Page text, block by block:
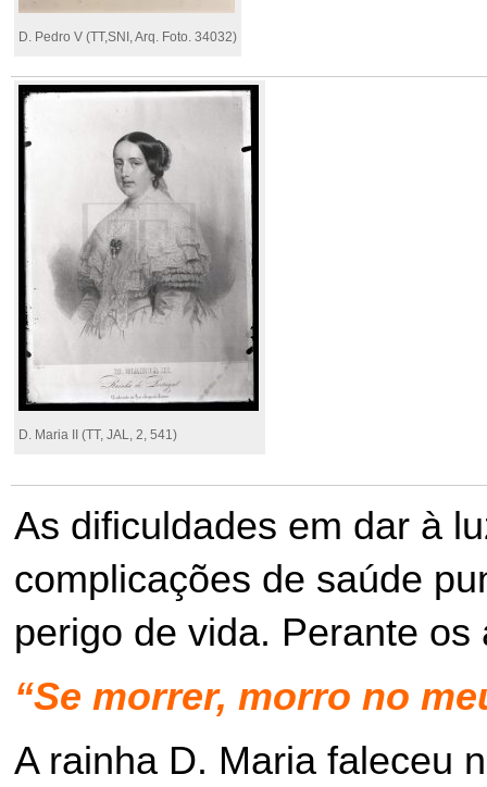
D. Pedro V (TT,SNI, Arq. Foto. 34032)
D. Maria II (TT, JAL, 2, 541)
As dificuldades em dar à
complicações de saúde
perigo de vida. Perante
“Se morrer, morro no
A rainha D. Maria faleceu